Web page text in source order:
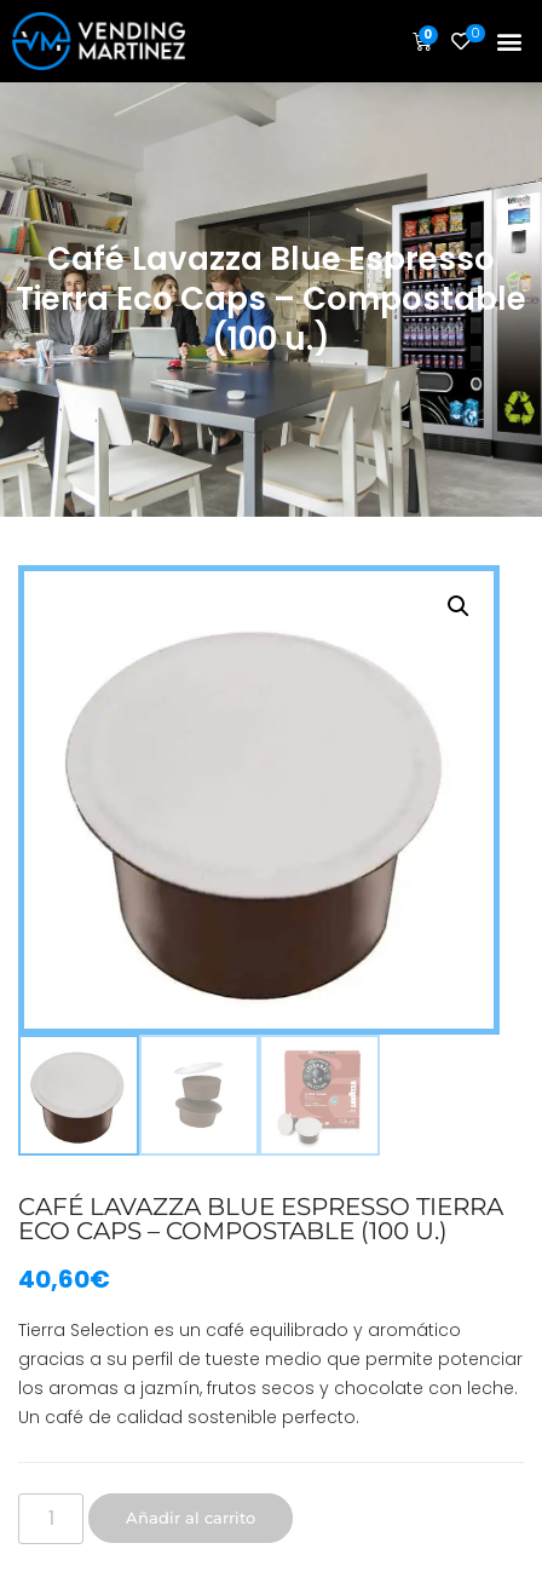
0 0
Café Lavazza Blue Espresso
Tierra Eco Caps – Compostable
(100 u.)
CAFÉ LAVAZZA BLUE ESPRESSO TIERRA
ECO CAPS – COMPOSTABLE (100 U.)
40,60€
Tierra Selection es un café equilibrado y aromático
gracias a su perfil de tueste medio que permite potenciar
los aromas a jazmín, frutos secos y chocolate con leche.
Un café de calidad sostenible perfecto.
Añadir al carrito